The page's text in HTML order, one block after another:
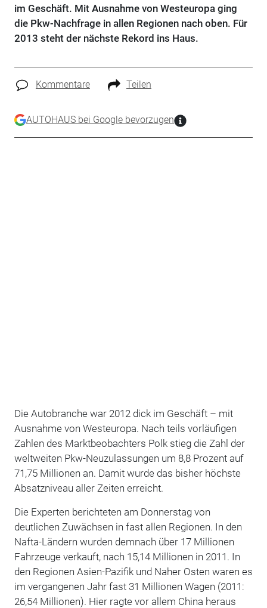
im Geschäft. Mit Ausnahme von Westeuropa ging
die Pkw-Nachfrage in allen Regionen nach oben. Für
2013 steht der nächste Rekord ins Haus.
Kommentare Teilen
AUTOHAUS bei Google bevorzugen
Die Autobranche war 2012 dick im Geschäft – mit
Ausnahme von Westeuropa. Nach teils vorläufigen
Zahlen des Marktbeobachters Polk stieg die Zahl der
weltweiten Pkw-Neuzulassungen um 8,8 Prozent auf
71,75 Millionen an. Damit wurde das bisher höchste
Absatzniveau aller Zeiten erreicht.
Die Experten berichteten am Donnerstag von
deutlichen Zuwächsen in fast allen Regionen. In den
Nafta-Ländern wurden demnach über 17 Millionen
Fahrzeuge verkauft, nach 15,14 Millionen in 2011. In
den Regionen Asien-Pazifik und Naher Osten waren es
im vergangenen Jahr fast 31 Millionen Wagen (2011:
26,54 Millionen). Hier ragte vor allem China heraus